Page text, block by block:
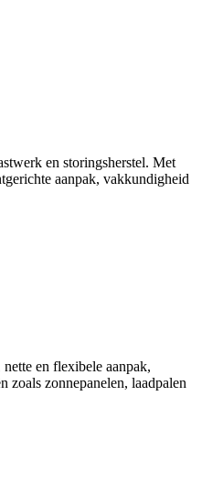
en storingsherstel. Met
aanpak, vakkundigheid
en flexibele aanpak,
zoals zonnepanelen, laadpalen